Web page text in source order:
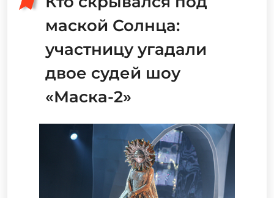
маской Солнца:
участницу угадали
двое судей шоу
«Маска-2»